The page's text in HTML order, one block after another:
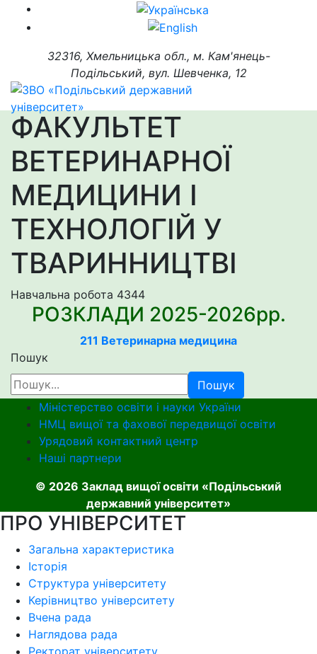
32316, Хмельницька обл., м. Кам'янець-
Подільський, вул. Шевченка, 12
ФАКУЛЬТЕТ
ВЕТЕРИНАРНОЇ
МЕДИЦИНИ І
ТЕХНОЛОГІЙ У
ТВАРИННИЦТВІ
Навчальна робота 4344
РОЗКЛАДИ 2025-2026рр.
211 Ветеринарна медицина
Пошук
Пошук
Міністерство освіти і науки України
НМЦ вищої та фахової передвищої освіти
Урядовий контактний центр
Наші партнери
© 2026 Заклад вищої освіти «Подільський
державний університет»
ПРО УНІВЕРСИТЕТ
Загальна характеристика
Історія
Структура університету
Керівництво університету
Вчена рада
Наглядова рада